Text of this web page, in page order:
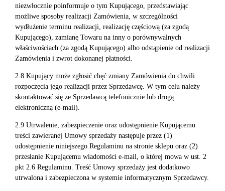
niezwłocznie poinformuje o tym Kupującego, przedstawiając
możliwe sposoby realizacji Zamówienia, w szczególności
wydłużenie terminu realizacji, realizację częściową (za zgodą
Kupującego), zamianę Towaru na inny o porównywalnych
właściwościach (za zgodą Kupującego) albo odstąpienie od realizacji
Zamówienia i zwrot dokonanej płatności.
2.8 Kupujący może zgłosić chęć zmiany Zamówienia do chwili
rozpoczęcia jego realizacji przez Sprzedawcę. W tym celu należy
skontaktować się ze Sprzedawcą telefonicznie lub drogą
elektroniczną (e-mail).
2.9 Utrwalenie, zabezpieczenie oraz udostępnienie Kupującemu
treści zawieranej Umowy sprzedaży następuje przez (1)
udostępnienie niniejszego Regulaminu na stronie sklepu oraz (2)
przesłanie Kupującemu wiadomości e-mail, o której mowa w ust. 2
pkt 2.6 Regulaminu. Treść Umowy sprzedaży jest dodatkowo
utrwalona i zabezpieczona w systemie informatycznym Sprzedawcy.